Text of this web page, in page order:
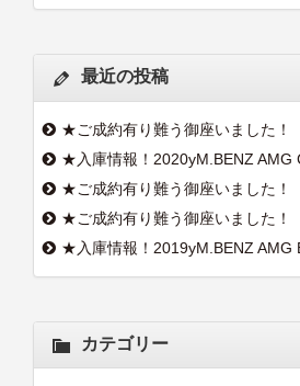
最近の投稿
★ご成約有り難う御座いました！
★入庫情報！2020yM.BENZ AMG
★ご成約有り難う御座いました！
★ご成約有り難う御座いました！
★入庫情報！2019yM.BENZ AMG
カテゴリー